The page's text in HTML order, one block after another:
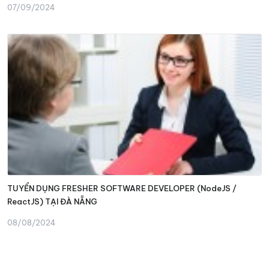
07/09/2024
TUYỂN DỤNG FRESHER SOFTWARE DEVELOPER (NodeJS /
ReactJS) TẠI ĐÀ NẴNG
08/08/2024